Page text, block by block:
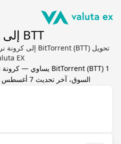
BTT إلى NOK
EX
1
BitTorrent(BTT) يساوي — كرونة
السوق، آخر تحديث7 أغسطس 2026 في 2:50 ص UTC